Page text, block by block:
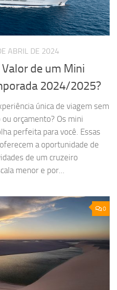
ABRIL DE 2024
Valor de um Mini
2024/2025?
única de viagem sem
orçamento? Os mini
perfeita para você. Essas
a oportunidade de
de um cruzeiro
menor e por...
0